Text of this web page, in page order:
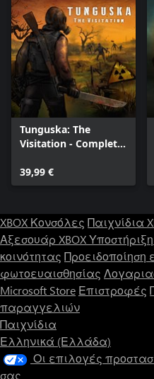
Tunguska: The
Visitation - Complete
39,99 €
XBOX Κονσόλες Παιχνίδια
Αξεσουάρ XBOXΥποστήριξη
κοινότητας Προειδοποίηση
φωτοευαισθησίας
Microsoft Store Επιστροφές
παραγγελιών
Παιχνίδια
Ελληνικά (Ελλάδα)
Οι επιλογές
σας